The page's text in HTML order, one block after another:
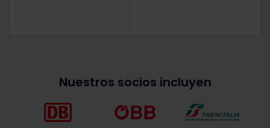
Nuestros socios incluyen